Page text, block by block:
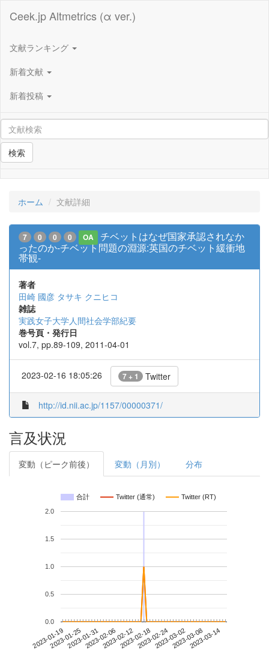
Ceek.jp Altmetrics (α ver.)
文献ランキング
新着文献
新着投稿
検索
ホーム 文献詳細
7 0 0 0 OA
チベットはなぜ国家承認されなか
ったのか-チベット問題の淵源:英国のチベット緩衝地
帯観-
著者
田崎 國彦 タサキ クニヒコ
雑誌
実践女子大学人間社会学部紀要
巻号頁・発行日
vol.7, pp.89-109, 2011-04-01
2023-02-16 18:05:26 7 + 1 Twitter
http://id.nii.ac.jp/1157/00000371/
言及状況
変動（ピーク前後） 変動（月別） 分布
合計 Twitter (通常) Twitter (RT)
2023-01-192023-01-252023-01-312023-02-062023-02-122023-02-182023-02-242023-03-022023-03-082023-03-14
0.0
0.5
1.0
1.5
2.0